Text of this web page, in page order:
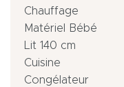
Chauffage
Matériel Bébé
Lit 140 cm
Cuisine
Congélateur